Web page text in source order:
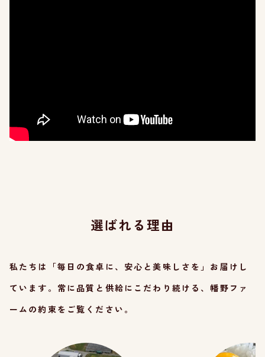
選ばれる理由
私たちは「毎日の食卓に、安心と美味しさを」お届けし
ています。 常に 品質と供給にこだわり続ける、幡野ファ
ームの約束をご覧ください。